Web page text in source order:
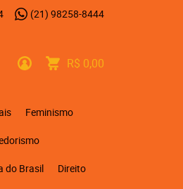
(21) 98258-8444
R$ 0,00
Feminismo
do Brasil Direito